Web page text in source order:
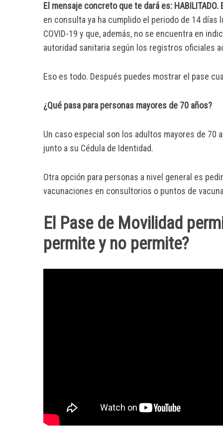
El mensaje concreto que te dará es:
en consulta ya ha cumplido el periodo de 14 días
COVID-19 y que, además, no se encuentra en
autoridad sanitaria según los registros oficiales
Eso es todo. Después puedes mostrar el pase
¿Qué pasa para personas mayores de 70 años?
Un caso especial son los adultos mayores de 70
junto a su Cédula de Identidad.
Otra opción para personas a nivel general es
vacunaciones en consultorios o puntos de
El Pase de Movilidad
permite y no permite?